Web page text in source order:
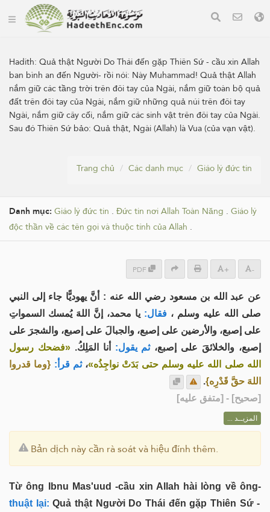
Hadith:Quả thật Người Do Thái đến gặp Thiên Sứ - cầu xin Allah
ban bình an đến Người- rồi nói: Này Muhammad! Quả thật Allah
nắm giữ các tầng trời trên đôi tay của Ngài, nắm giữ toàn bộ quả
đất trên đôi tay của Ngài, nắm giữ những quả núi trên đôi tay
Ngài, nắm giữ cây cối, nắm giữ các sinh vật trên đôi tay của Ngài.
Sau đó Thiên Sứ bảo: Quả thật, Ngài (Allah) là Vua (của vạn vật).
Trang chủ Các danh mục Giáo lý đức tin
Danh mục: Giáo lý đức tin . Đức tin nơi Allah Toàn Năng . Giáo lý
độc thần về các tên gọi và thuộc tính của Allah .
PDF + -
عن عبد الله بن مسعود رضي الله عنه : أنَّ يهوديًّا جاء إلى النبي
صلى الله عليه وسلم ، فقال: يا محمد، إنَّ اللهَ يُمسك السمواتِ
على إصبع، والأرضين على إصبع، والجبالَ على إصبع، والشجرَ على
إصبع، والخلائقَ على إصبع، ثم يقول: أنا المَلِكُ.«فضحك رسول
الله صلى الله عليه وسلم حتى بَدَتْ نواجِذُه»، ثم قرأ: {وما قدروا
اللهَ حقَّ قَدْرِه}.
[صحيح] - [متفق عليه]
المزيــد ...
Bản dịch này cần rà soát và hiệu đính thêm.
Từ ông Ibnu Mas'uud -cầu xin Allah hài lòng về ông-
thuật lại: Quả thật Người Do Thái đến gặp Thiên Sứ -